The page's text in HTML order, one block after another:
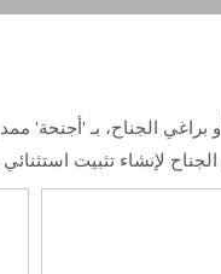
لإنشاء تثبيت